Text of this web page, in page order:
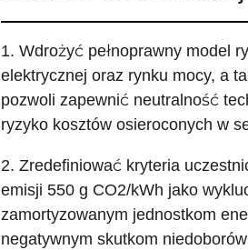
1. Wdrożyć pełnoprawny model
elektrycznej oraz rynku mocy, a
pozwoli zapewnić neutralność
ryzyko kosztów osieroconych w
2. Zredefiniować kryteria
emisji 550 g CO2/kWh jako
zamortyzowanym jednostkom
negatywnym skutkom